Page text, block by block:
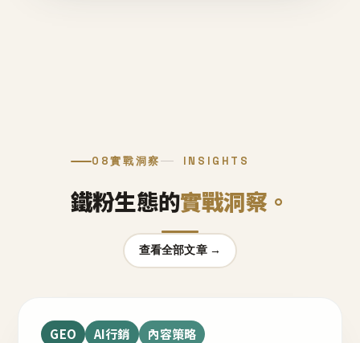
08實戰洞察 INSIGHTS
鐵粉生態的實戰洞察。
查看全部文章 →
GEO AI行銷 內容策略